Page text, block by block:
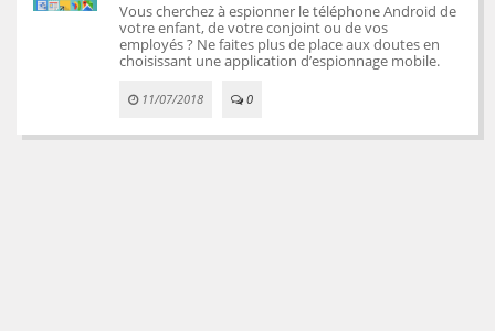
Vous cherchez à espionner le téléphone Android de
votre enfant, de votre conjoint ou de vos
employés ? Ne faites plus de place aux doutes en
choisissant une application d’espionnage mobile.
11/07/2018 0